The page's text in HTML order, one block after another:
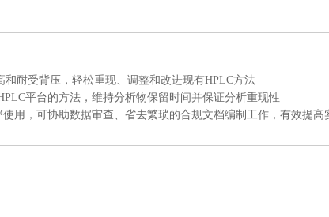
耐受背压，轻松重现、调整和改进现有HPLC方法
平台的方法，维持分析物保留时间并保证分析重现性
用，可协助数据审查、省去繁琐的合规文档编制工作，有效提